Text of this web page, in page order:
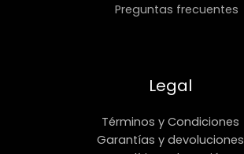
Preguntas frecuentes
Legal
Términos y Condiciones
Garantías y devoluciones